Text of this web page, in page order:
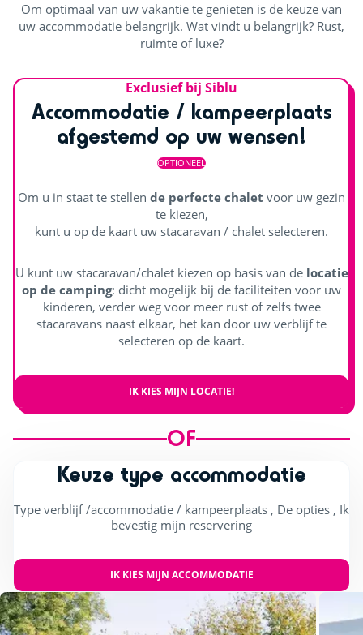
Om optimaal van uw vakantie te genieten is de keuze van
uw accommodatie belangrijk. Wat vindt u belangrijk? Rust,
ruimte of luxe?
Exclusief bij Siblu
Accommodatie / kampeerplaats
afgestemd op uw wensen!
OPTIONEEL
Om u in staat te stellen de perfecte chalet voor uw gezin
te kiezen,
kunt u op de kaart uw stacaravan / chalet selecteren.
U kunt uw stacaravan/chalet kiezen op basis van delocatie
op de camping; dicht mogelijk bij de faciliteiten voor uw
kinderen, verder weg voor meer rust of zelfs twee
stacaravans naast elkaar, het kan door uw verblijf te
selecteren op de kaart.
IK KIES MIJN LOCATIE!
OF
Keuze type accommodatie
Type verblijf /accommodatie / kampeerplaats , De opties , Ik
bevestig mijn reservering
IK KIES MIJN ACCOMMODATIE